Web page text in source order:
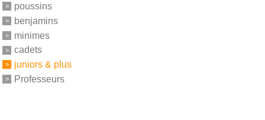
poussins
benjamins
minimes
cadets
juniors & plus
Professeurs